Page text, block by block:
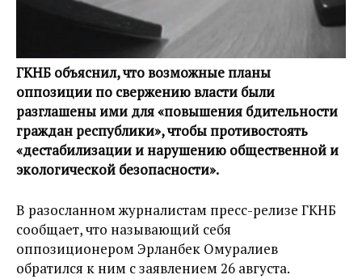
ГКНБ объяснил, что возможные планы
оппозиции по свержению власти были
разглашены ими для «повышения бдительности
граждан республики», чтобы противостоять
«дестабилизации и нарушению общественной и
экологической безопасности».
В разосланном журналистам пресс-релизе ГКНБ
сообщает, что называющий себя
оппозиционером Эрланбек Омуралиев
обратился к ним с заявлением 26 августа.